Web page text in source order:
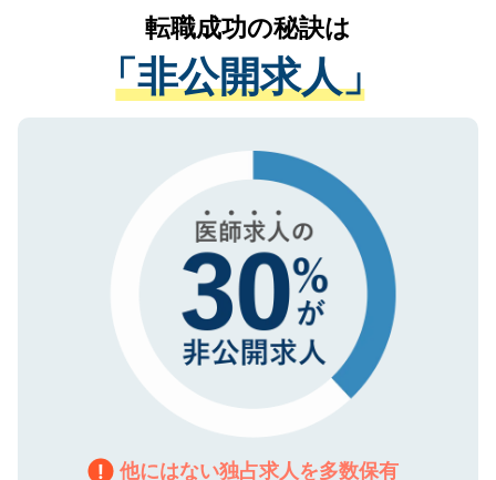
は、個人情報の取り扱いについての厳密な
管理基準を満たした事業者のみに付与され
る、プライバシーマークを取得済みです。
ご登録いただいた個人情報は、SSL（デー
で、機密保持に関してもご安心ください。
かがいして、現在の医療機関の状況や紹介
経験をまじえながら、適切なアドバイスを
させていただきます。すぐにご転職をされ
ない方には、長期的なサポートが可能です
ので、まずはご登録ください。
転職成功の秘訣は
「非公開求人」
他にはない独占求人を多数保有